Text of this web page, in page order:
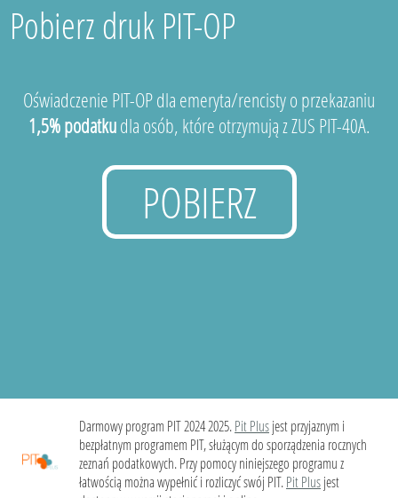
Pobierz druk PIT-OP
Oświadczenie PIT-OP dla emeryta/rencisty o przekazaniu
1,5% podatkudla osób, które otrzymują z ZUS PIT-40A.
POBIERZ
Darmowy program PIT 2024 2025.Pit Plusjest przyjaznym i
bezpłatnym programem PIT, służącym do sporządzenia rocznych
zeznań podatkowych. Przy pomocy niniejszego programu z
łatwością można wypełnić i rozliczyć swój PIT.Pit Plusjest